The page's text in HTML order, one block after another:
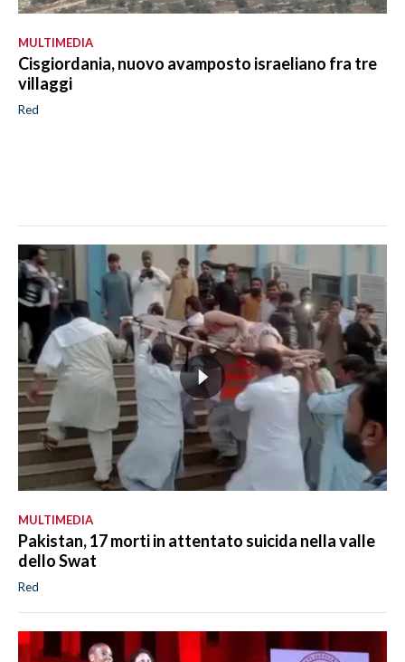
MULTIMEDIA
Cisgiordania, nuovo avamposto israeliano fra tre
villaggi
Red
MULTIMEDIA
Pakistan, 17 morti in attentato suicida nella valle
dello Swat
Red